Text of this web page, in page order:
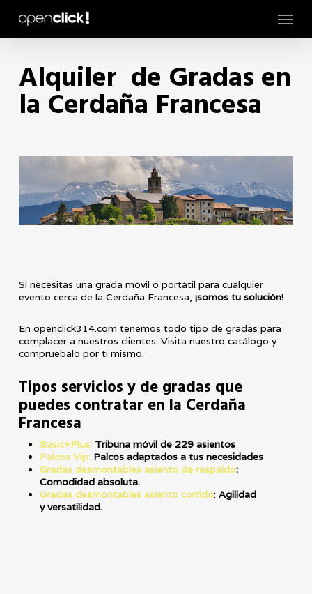
Menu
Alquiler de Gradas en
la Cerdaña Francesa
Si necesitas una grada móvil o portátil para cualquier
evento cerca de la Cerdaña Francesa, ¡somos tu solución!
En openclick314.com tenemos todo tipo de gradas para
complacer a nuestros clientes. Visita nuestro catálogo y
compruebalo por ti mismo.
Tipos servicios y de gradas que
puedes contratar en la Cerdaña
Francesa
Basic+Plus:Tribuna móvil de 229 asientos
Palcos Vip:Palcos adaptados a tus necesidades
Gradas desmontables asiento de respaldo:
Comodidad absoluta.
Gradas desmontables asiento corrido: Agilidad
yversatilidad.